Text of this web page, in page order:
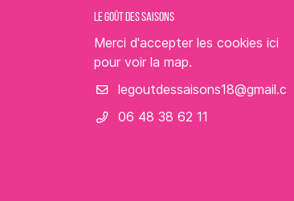
LE GOÛT DES SAISONS
Merci d'accepter les cookies ici
pour voir la map.
06 48 38 62 11